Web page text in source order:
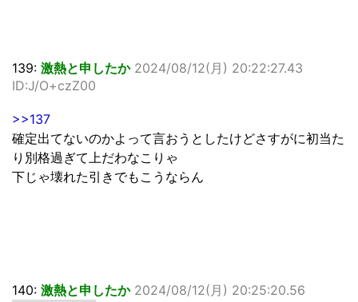
139: 激熱と申したか 2024/08/12(月) 20:22:27.43
ID:J/O+czZ00
>>137
確定出てないのかよって言おうとしたけどさすがに初当た
り別格過ぎて上だわなこりゃ
下じゃ壊れた引きでもこうならん
140: 激熱と申したか 2024/08/12(月) 20:25:20.56